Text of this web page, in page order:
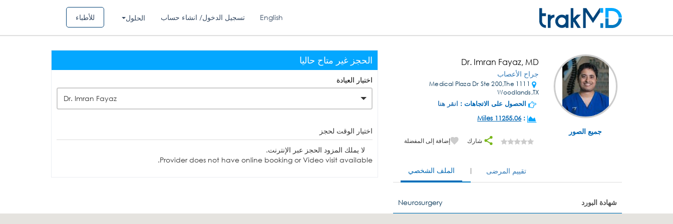
للأطباء الحلول تسجيل الدخول/ انشاء حساب English
جميع الصور
Dr. Imran Fayaz, MD
جراح الأعصاب
1111 Medical Plaza Dr Ste 200,The
Woodlands,TX
الحصول على الاتجاهات : انقر هنا
:
11255.06 Miles
شارك إضافة إلى المفضلة
الملف الشخصي تقييم المرضى
شهادة البورد Neurosurgery
الحجز غير متاح حاليا
اختيار العيادة
Dr. Imran Fayaz
اختيار الوقت لحجز
لا يملك المزود الحجز عبر الإنترنت.
Provider does not have online booking or Video visit available.